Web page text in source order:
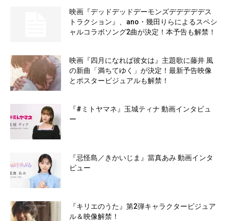
映画『デッドデッドデーモンズデデデデデス
トラクション』、ano・幾田りらによるスペシ
ャルコラボソング2曲が決定！本予告も解禁！
映画『四月になれば彼女は』主題歌に藤井 風
の新曲「満ちてゆく」が決定！最新予告映像
とポスタービジュアルも解禁！
『#ミトヤマネ』玉城ティナ 動画インタビュ
ー
『忌怪島／きかいじま』當真あみ 動画インタ
ビュー
『キリエのうた』第2弾キャラクタービジュア
ル＆映像解禁！